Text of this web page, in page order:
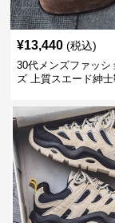
¥13,440 (税込)
30代メンズファッシ
ズ 上質スエード紳